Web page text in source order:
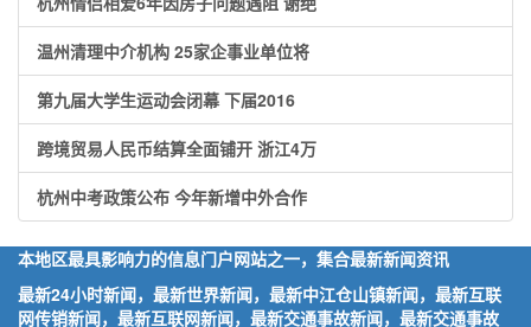
温州清理中介机构 25家企事业单位将
第九届大学生运动会闭幕 下届2016
跨境贸易人民币结算全面铺开 浙江4万
杭州中考政策公布 今年新增中外合作
本地区最具影响力的信息门户网站之一，集合最新新闻资讯
最新24小时新闻，最新世界新闻，最新中江仓山镇新闻，最新互联
网传销新闻，最新互联网新闻，最新交通事故新闻，最新交通事故